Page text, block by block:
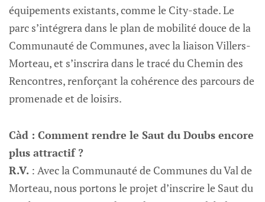
équipements existants, comme le City-stade. Le
parc s’intégrera dans le plan de mobilité douce de la
Communauté de Communes, avec la liaison Villers-
Morteau, et s’inscrira dans le tracé du Chemin des
Rencontres, renforçant la cohérence des parcours de
promenade et de loisirs.
Càd : Comment rendre le Saut du Doubs encore
plus attractif ?
R.V. : Avec la Communauté de Communes du Val de
Morteau, nous portons le projet d’inscrire le Saut du